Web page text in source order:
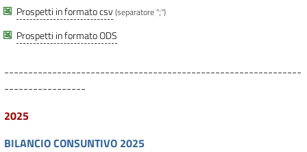
Prospetti in formato csv(separatore ";")
Prospetti in formato ODS
--------------------------------------------------------------
-----------------
2025
BILANCIO CONSUNTIVO 2025